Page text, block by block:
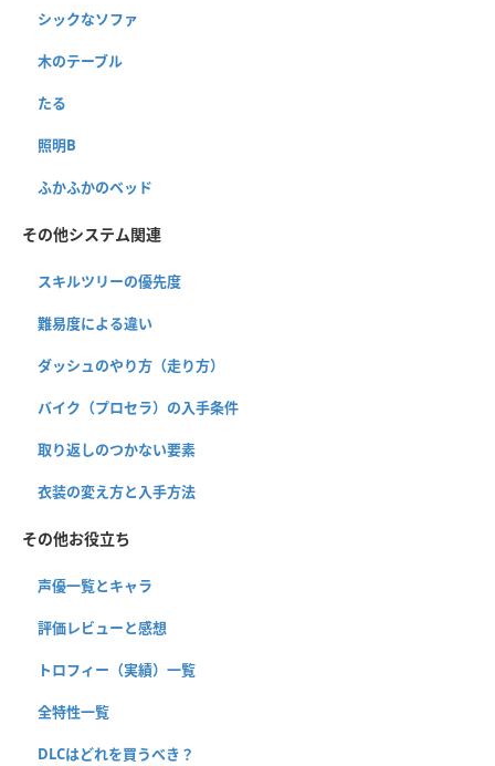
シックなソファ
木のテーブル
たる
照明B
ふかふかのベッド
その他システム関連
スキルツリーの優先度
難易度による違い
ダッシュのやり方（走り方）
バイク（プロセラ）の入手条件
取り返しのつかない要素
衣装の変え方と入手方法
その他お役立ち
声優一覧とキャラ
評価レビューと感想
トロフィー（実績）一覧
全特性一覧
DLCはどれを買うべき？